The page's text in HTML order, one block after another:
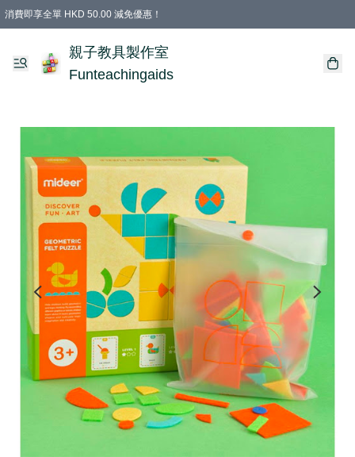
消費即享全單 HKD 50.00 減免優惠！
購物滿 HKD 699.00即享免運費優惠！（適用於 特定的送貨方式 )
凡購物滿HKD 699.00，即享免費禮品
親子教具製作室
Funteachingaids